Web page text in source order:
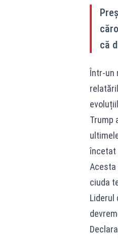
că
Într-un
Trump
încetat
Acesta
ciuda
Liderul